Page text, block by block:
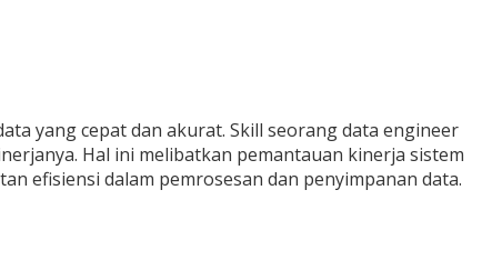
yang cepat dan akurat. Skill seorang data engineer
Hal ini melibatkan pemantauan kinerja sistem
efisiensi dalam pemrosesan dan penyimpanan data.